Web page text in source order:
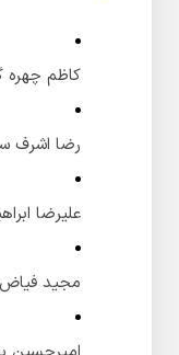
کاظم چهره
رضا اشرف
علیرضا
مجید